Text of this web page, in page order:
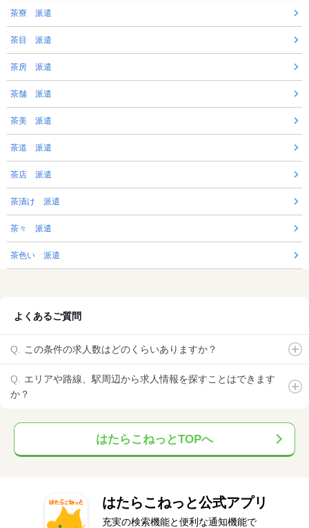
茶寮 派遣
茶目 派遣
茶房 派遣
茶舗 派遣
茶美 派遣
茶道 派遣
茶店 派遣
茶漬け 派遣
茶々 派遣
茶色い 派遣
よくあるご質問
この条件の求人数はどのくらいありますか？
エリアや路線、駅周辺から求人情報を探すことはできます
か？
はたらこねっとTOPへ
はたらこねっと公式アプリ
充実の検索機能と便利な通知機能で